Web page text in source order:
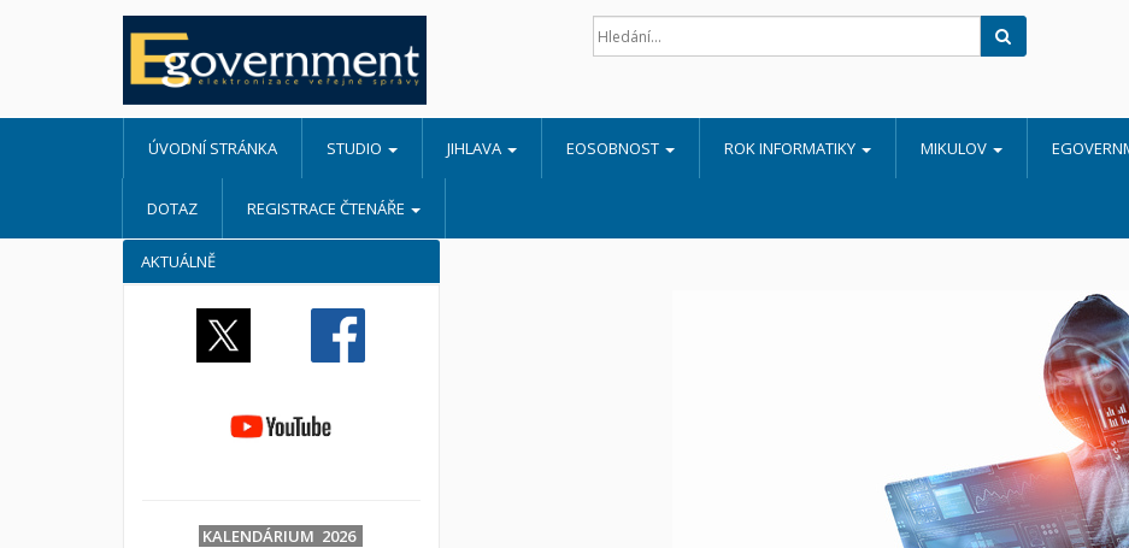
ÚVODNÍ STRÁNKA STUDIO JIHLAVA EOSOBNOST ROK INFORMATIKY MIKULOV
DOTAZ REGISTRACE ČTENÁŘE
AKTUÁLNĚ
KALENDÁRIUM 2026